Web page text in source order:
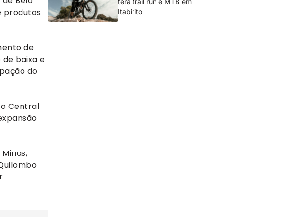
produtos
de
baixa e
do
Central
terá trail run e MTB em
Itabirito